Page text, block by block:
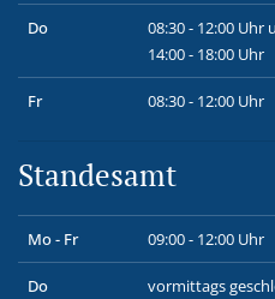
Do
08:30 - 12:00 Uhr
14:00 - 18:00 Uhr
Fr 08:30 - 12:00 Uhr
Standesamt
Mo - Fr 09:00 - 12:00 Uhr
Do
vormittags